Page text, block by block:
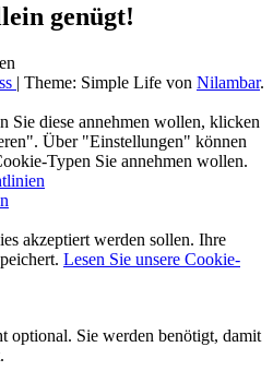
genügt!
| Theme: Simple Life von Nilambar.
Sie diese annehmen wollen, klicken
Über "Einstellungen" können
Typen Sie annehmen wollen.
akzeptiert werden sollen. Ihre
Lesen Sie unsere Cookie-
optional. Sie werden benötigt, damit